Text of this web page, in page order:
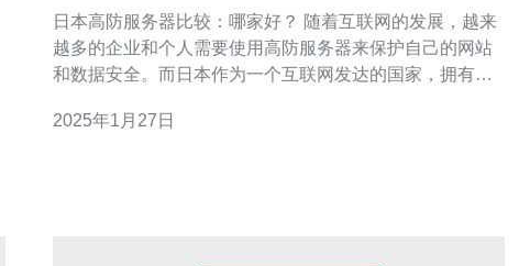
日本高防服务器比较：哪家好？ 随着互联网的发展，越来
越多的企业和个人需要使用高防服务器来保护自己的网站
和数据安全。而日本作为一个互联网发达的国家，拥有许
本高防服务器供应商进行比较，为大家提供选择参考。 供
2025年1月27日